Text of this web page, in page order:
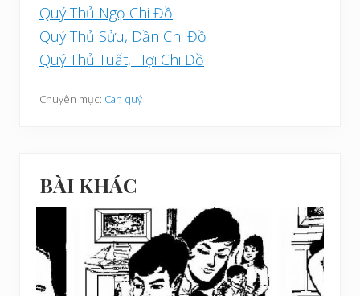
Quý Thủ Ngọ Chi Đồ
Quý Thủ Sửu, Dần Chi Đồ
Quý Thủ Tuất, Hợi Chi Đồ
Chuyên mục: Can quý
BÀI KHÁC